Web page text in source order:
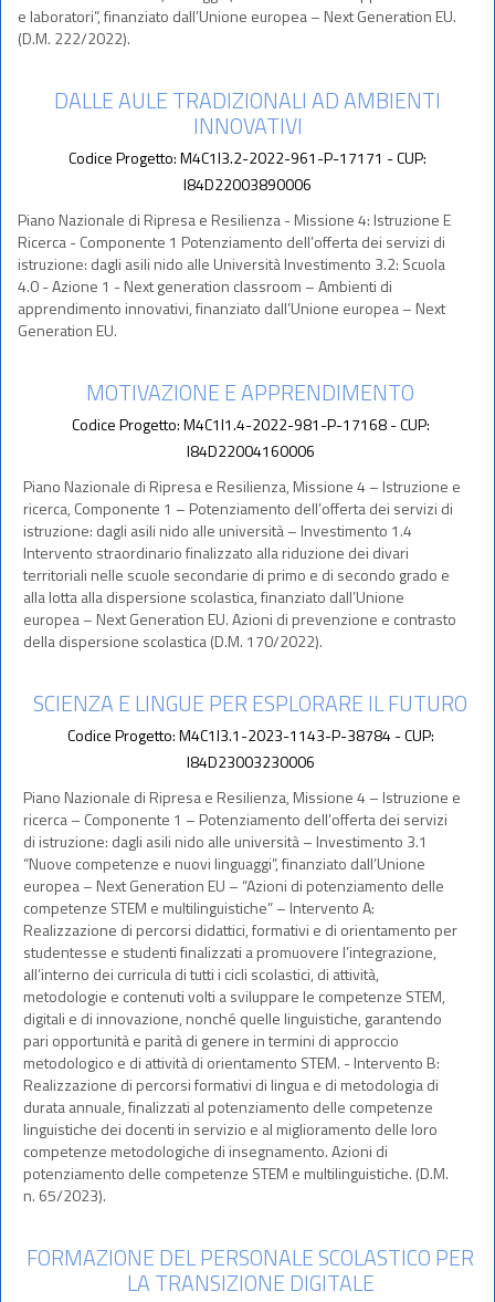
e laboratori”, finanziato dall’Unione europea – Next Generation EU.
(D.M. 222/2022).
DALLE AULE TRADIZIONALI AD AMBIENTI
INNOVATIVI
Codice Progetto: M4C1I3.2-2022-961-P-17171 - CUP:
I84D22003890006
Piano Nazionale di Ripresa e Resilienza - Missione 4: Istruzione E
Ricerca - Componente 1 Potenziamento dell’offerta dei servizi di
istruzione: dagli asili nido alle Università Investimento 3.2: Scuola
4.0 - Azione 1 - Next generation classroom – Ambienti di
apprendimento innovativi, finanziato dall’Unione europea – Next
Generation EU.
MOTIVAZIONE E APPRENDIMENTO
Codice Progetto: M4C1I1.4-2022-981-P-17168 - CUP:
I84D22004160006
Piano Nazionale di Ripresa e Resilienza, Missione 4 – Istruzione e
ricerca, Componente 1 – Potenziamento dell’offerta dei servizi di
istruzione: dagli asili nido alle università – Investimento 1.4
Intervento straordinario finalizzato alla riduzione dei divari
territoriali nelle scuole secondarie di primo e di secondo grado e
alla lotta alla dispersione scolastica, finanziato dall’Unione
europea – Next Generation EU. Azioni di prevenzione e contrasto
della dispersione scolastica (D.M. 170/2022).
SCIENZA E LINGUE PER ESPLORARE IL FUTURO
Codice Progetto: M4C1I3.1-2023-1143-P-38784 - CUP:
I84D23003230006
Piano Nazionale di Ripresa e Resilienza, Missione 4 – Istruzione e
ricerca – Componente 1 – Potenziamento dell’offerta dei servizi
di istruzione: dagli asili nido alle università – Investimento 3.1
“Nuove competenze e nuovi linguaggi”, finanziato dall’Unione
europea – Next Generation EU – “Azioni di potenziamento delle
competenze STEM e multilinguistiche” – Intervento A:
Realizzazione di percorsi didattici, formativi e di orientamento per
studentesse e studenti finalizzati a promuovere l’integrazione,
all’interno dei curricula di tutti i cicli scolastici, di attività,
metodologie e contenuti volti a sviluppare le competenze STEM,
digitali e di innovazione, nonché quelle linguistiche, garantendo
pari opportunità e parità di genere in termini di approccio
metodologico e di attività di orientamento STEM. - Intervento B:
Realizzazione di percorsi formativi di lingua e di metodologia di
durata annuale, finalizzati al potenziamento delle competenze
linguistiche dei docenti in servizio e al miglioramento delle loro
competenze metodologiche di insegnamento. Azioni di
potenziamento delle competenze STEM e multilinguistiche. (D.M.
n. 65/2023).
FORMAZIONE DEL PERSONALE SCOLASTICO PER
LA TRANSIZIONE DIGITALE